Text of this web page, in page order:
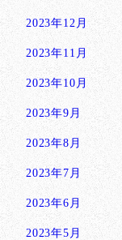
2023年12月
2023年11月
2023年10月
2023年9月
2023年8月
2023年7月
2023年6月
2023年5月